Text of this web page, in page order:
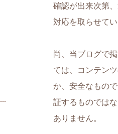
確認が出来次第
対応を取らせてい
尚、当ブログで
ては、コンテン
か、安全なもの
証するものでは
ありません。